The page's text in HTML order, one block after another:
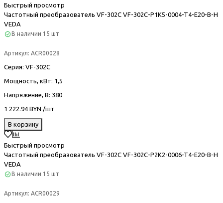
Быстрый просмотр
Частотный преобразователь VF-302С VF-302C-P1K5-0004-T4-E20-B-H
VEDA
В наличии 15 шт
Артикул: ACR00028
Серия: VF-302С
Мощность, кВт: 1,5
Напряжение, В: 380
1 222.94 BYN /шт
В корзину
Быстрый просмотр
Частотный преобразователь VF-302С VF-302C-P2K2-0006-T4-E20-B-H
VEDA
В наличии 15 шт
Артикул: ACR00029